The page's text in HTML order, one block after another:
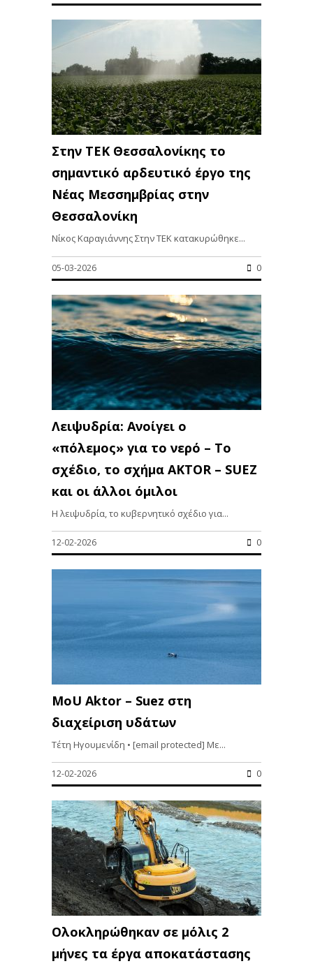
Στην ΤΕΚ Θεσσαλονίκης το
σημαντικό αρδευτικό έργο της
Νέας Μεσσημβρίας στην
Θεσσαλονίκη
Νίκος Καραγιάννης Στην ΤΕΚ κατακυρώθηκε...
05-03-2026 0
Λειψυδρία: Ανοίγει ο
«πόλεμος» για το νερό – Το
σχέδιο, το σχήμα AKTOR – SUEZ
και οι άλλοι όμιλοι
Η λειψυδρία, το κυβερνητικό σχέδιο για...
12-02-2026 0
MoU Aktor – Suez στη
διαχείριση υδάτων
Τέτη Ηγουμενίδη • [email protected] Με...
12-02-2026 0
Ολοκληρώθηκαν σε μόλις 2
μήνες τα έργα αποκατάστασης